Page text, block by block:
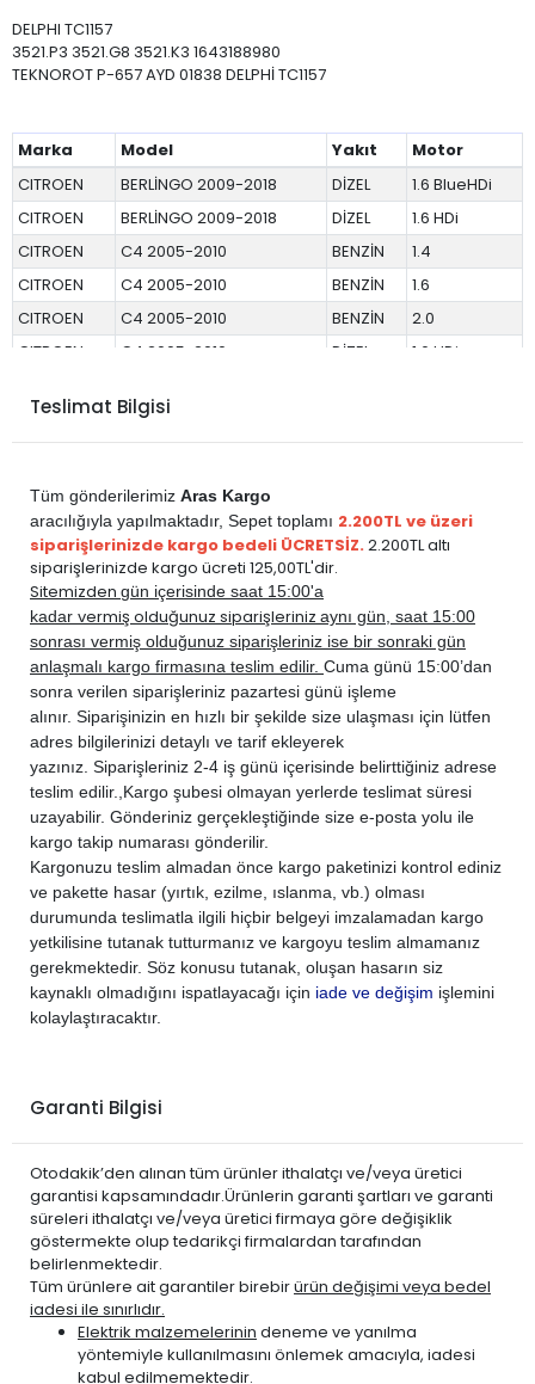
DELPHI TC1157
3521.P3 3521.G8 3521.K3 1643188980
TEKNOROT P-657 AYD 01838 DELPHİ TC1157
Marka Model Yakıt
Motor
CITROEN
BERLİNGO 2009-2018 DİZEL
1.6 BlueHDi
CITROEN
BERLİNGO 2009-2018 DİZEL
1.6 HDi
CITROEN
C4 2005-2010 BENZİN
1.4
CITROEN
C4 2005-2010 BENZİN
1.6
CITROEN
C4 2005-2010 BENZİN
2.0
CITROEN
C4 2005-2010 DİZEL
1.6 HDi
PEUGEOT
307 2001-2006
PEUGEOT
307 2001-2006
PEUGEOT
307 2001-2006 DİZEL
1.4 HDi
PEUGEOT
307 2001-2006 DİZEL
1.6 HDi
PEUGEOT
307 2001-2006
PEUGEOT
307 2006-2009 BENZİN
1.4
PEUGEOT
307 2006-2009 BENZİN
1.6
PEUGEOT
307 2006-2009 BENZİN
PEUGEOT
307 2006-2009 DİZEL
1.6 HDi
PEUGEOT
PARTNER 2008-2018 DİZEL
PEUGEOT
PARTNER 2008-2018 DİZEL 1.6 HDi
Teslimat Bilgisi
Tüm gönderilerimiz Aras Kargo
aracılığıyla yapılmaktadır, Sepet toplamı 2.200TL ve üzeri
siparişlerinizde kargo bedeli ÜCRETSİZ.2.200TL altı
siparişlerinizde kargo ücreti 125,00TL'dir.
Sitemizden gün içerisinde saat 15:00'a
kadar vermiş olduğunuz siparişleriniz aynı gün, saat 15:00
sonrası vermiş olduğunuz siparişleriniz ise bir sonraki gün
anlaşmalı kargo firmasına teslim edilir. Cuma günü 15:00’dan
sonra verilen siparişleriniz pazartesi günü işleme
alınır. Siparişinizin en hızlı bir şekilde size ulaşması için lütfen
adres bilgilerinizi detaylı ve tarif ekleyerek
yazınız. Siparişleriniz 2-4 iş günü içerisinde belirttiğiniz adrese
teslim edilir., Kargo şubesi olmayan yerlerde teslimat süresi
uzayabilir. Gönderiniz gerçekleştiğinde size e-posta yolu ile
kargo takip numarası gönderilir.
Kargonuzu teslim almadan önce kargo paketinizi kontrol ediniz
ve pakette hasar (yırtık, ezilme, ıslanma, vb.) olması
durumunda teslimatla ilgili hiçbir belgeyi imzalamadan kargo
yetkilisine tutanak tutturmanız ve kargoyu teslim almamanız
gerekmektedir. Söz konusu tutanak, oluşan hasarın siz
kaynaklı olmadığını ispatlayacağı için iade ve değişim işlemini
kolaylaştıracaktır.
Garanti Bilgisi
Otodakik’den alınan tüm ürünler ithalatçı ve/veya üretici
garantisi kapsamındadır.Ürünlerin garanti şartları ve garanti
süreleri ithalatçı ve/veya üretici firmaya göre değişiklik
göstermekte olup tedarikçi firmalardan tarafından
belirlenmektedir.
Tüm ürünlere ait garantiler birebirürün değişimi veya bedel
iadesi ile sınırlıdır.
Elektrik malzemelerinin deneme ve yanılma
yöntemiyle kullanılmasını önlemek amacıyla, iadesi
kabul edilmemektedir.